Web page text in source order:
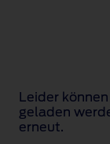
Leider
geladen
erneut.